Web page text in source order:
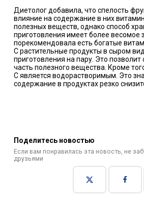
Диетолог добавила, что спелость
влияние на содержание в них
полезных веществ, однако способ
приготовления имеет более весомое
порекомендовала есть богатые
С растительные продукты в сыром
приготовления на пару. Это
часть полезного вещества. Кроме
С является водорастворимым. Это
содержание в продуктах резко
Поделитесь новостью
Если вам понравилась эта новость, не
друзьями